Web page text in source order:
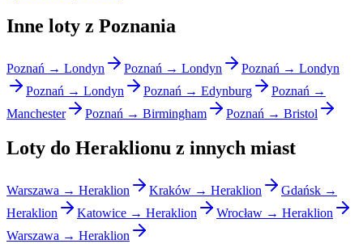
Inne loty z Poznania
Poznań → Londyn Poznań → Londyn
Poznań → Londyn
Poznań → Londyn
Poznań → Edynburg
Poznań →
Manchester
Poznań → Birmingham Poznań → Bristol
Loty do Heraklionu z innych miast
Warszawa → Heraklion Kraków → Heraklion
Gdańsk →
Heraklion
Katowice → Heraklion
Wrocław → Heraklion
Warszawa → Heraklion